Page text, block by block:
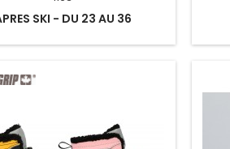
SKI - DU 23 AU 36